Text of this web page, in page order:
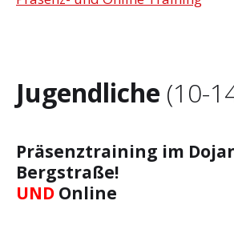
Jugendliche (10-
Präsenztraining im
Bergstraße!
UND Online